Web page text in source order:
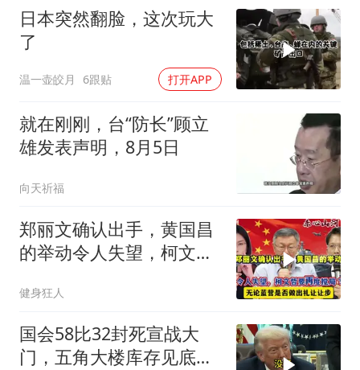
日本突然翻脸，这次玩大
了
温一壶皎月 6跟贴 打开APP
就在刚刚，台“防长”顾立
雄发表声明，8月5日
向天祈福
郑丽文确认出手，黄国昌
的举动令人失望，柯文哲
健身狂人
国会58比32封死宣战大
门，五角大楼库存见底，